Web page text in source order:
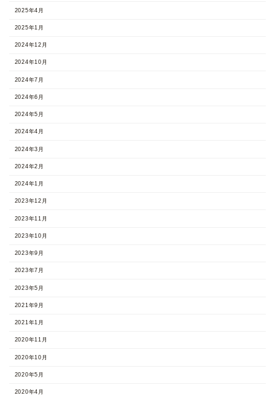
2025年4月
2025年1月
2024年12月
2024年10月
2024年7月
2024年6月
2024年5月
2024年4月
2024年3月
2024年2月
2024年1月
2023年12月
2023年11月
2023年10月
2023年9月
2023年7月
2023年5月
2021年9月
2021年1月
2020年11月
2020年10月
2020年5月
2020年4月